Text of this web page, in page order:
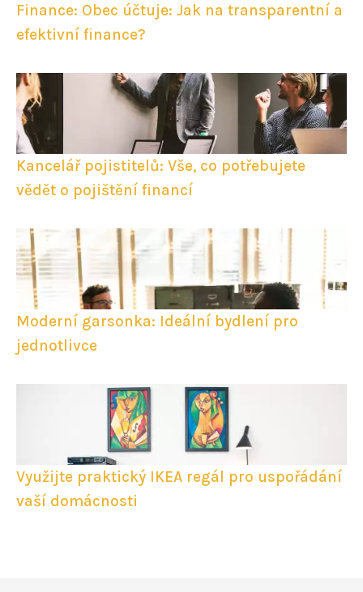
Finance: Obec účtuje: Jak na transparentní a
efektivní finance?
Kancelář pojistitelů: Vše, co potřebujete
vědět o pojištění financí
Moderní garsonka: Ideální bydlení pro
jednotlivce
Využijte praktický IKEA regál pro uspořádání
vaší domácnosti